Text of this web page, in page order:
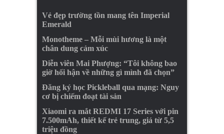
Vẻ đẹp trường tồn mang tên Imperial
Emerald
Monotheme – Mỗi mùi hương là một
chân dung cảm xúc
Diễn viên Mai Phượng: “Tôi không bao
giờ hối hận về những gì mình đã chọn”
Đăng ký học Pickleball qua mạng: Nguy
cơ bị chiếm đoạt tài sản
Xiaomi ra mắt REDMI 17 Series với pin
7.500mAh, thiết kế trẻ trung, giá từ 5,5
triệu đồng